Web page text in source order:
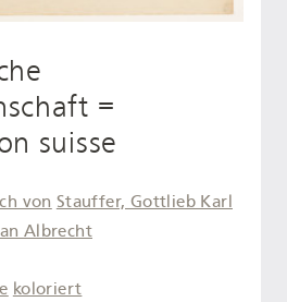
=
suisse
von Stauffer, Gottlieb Karl
Albrecht
koloriert